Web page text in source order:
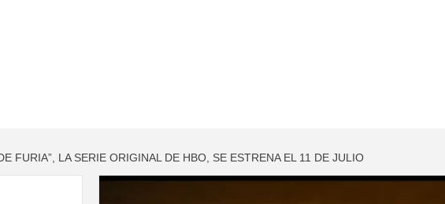
FURIA”, LA SERIE ORIGINAL DE HBO, SE ESTRENA EL 11 DE JULIO